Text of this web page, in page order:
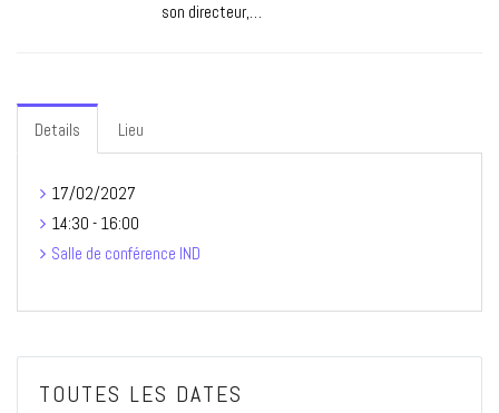
son directeur,…
Details Lieu
17/02/2027
14:30 - 16:00
Salle de conférence IND
TOUTES LES DATES